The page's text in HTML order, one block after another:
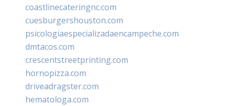
coastlinecateringnc.com
cuesburgershouston.com
psicologiaespecializadaencampeche.com
dmtacos.com
crescentstreetprinting.com
hornopizza.com
driveadragster.com
hematologa.com